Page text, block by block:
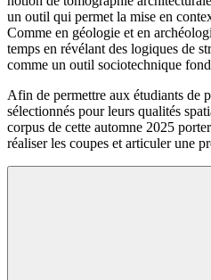
un outil qui permet la mise en
Comme en géologie et en
temps en révélant des logiques de
comme un outil sociotechnique
Afin de permettre aux étudiants de
sélectionnés pour leurs qualités
corpus de cette automne 2025
réaliser les coupes et articuler une